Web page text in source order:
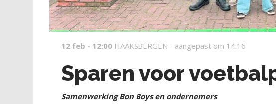
12 feb - 12:00 HAAKSBERGEN - aangepast om 14:16
Sparen voor
Samenwerking Bon Boys en ondernemers